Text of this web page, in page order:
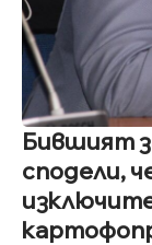
Бившият
сподели,